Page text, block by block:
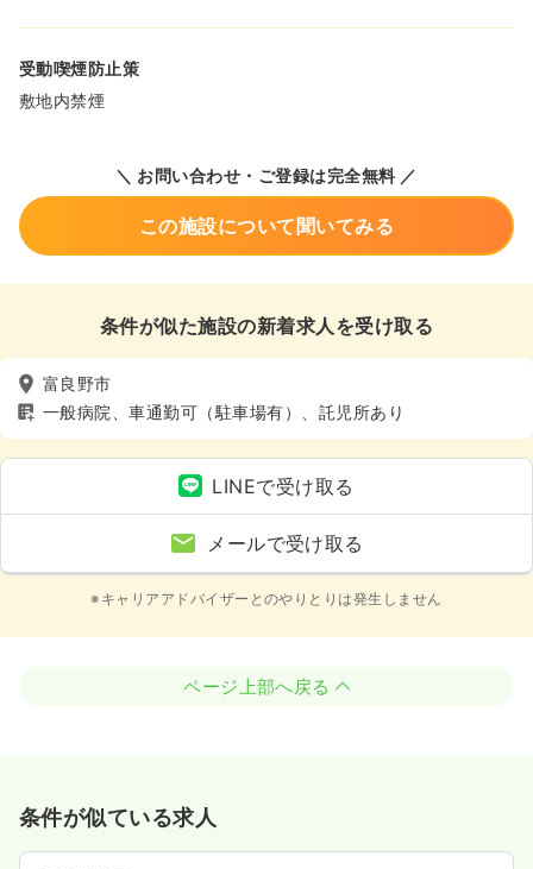
受動喫煙防止策
敷地内禁煙
＼ お問い合わせ・ご登録は完全無料 ／
この施設について聞いてみる
条件が似た施設の新着求人を受け取る
富良野市
一般病院、車通勤可（駐車場有）、託児所あり
LINEで受け取る
メールで受け取る
※キャリアアドバイザーとのやりとりは発生しません
ページ上部へ戻る
条件が似ている求人